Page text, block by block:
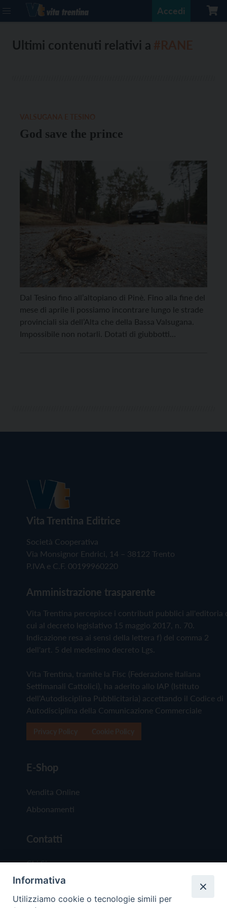
Accedi
Ultimi contenuti relativi a
God save the prince
Dal Tesino fino all’altopiano di Pinè. Fino alla fine del
mese di aprile li possiamo incontrare lungo le strade
provinciali sia dell’Alta che della Bassa Valsugana.
Impossibile non notarli. Dotati di giubbotti
Vita Trentina Editrice
Società Cooperativa
Via Monsignor Endrici, 14 – 38122 Trento
P.IVA e C.F. 00199960220
Amministrazione trasparente
Vita Trentina percepisce i contributi pubblici all'editoria
cui al decreto legislativo 15 maggio 2017, n. 70.
Indicazione resa ai sensi della lettera f) del comma 2
dell'art. 5 del medesimo decreto Lgs.
Vita Trentina, tramite la Fisc (Federazione Italiana
Settimanali Cattolici), ha aderito allo IAP (Istituto
dell'Autodisciplina Pubblicitaria) accettando il Codice di
Autodisciplina della Comunicazione Commerciale
E-Shop
Vendita Online
Abbonamenti
Contatti
Chi Siamo
Redazione
Scrivici
Informativa
Utilizziamo cookie o tecnologie simili per